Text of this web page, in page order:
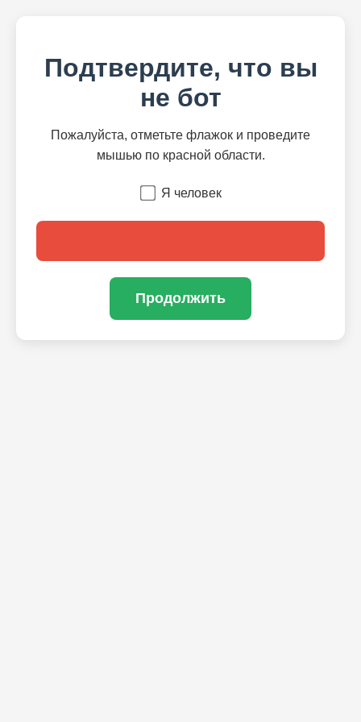
Подтвердите, что вы
не бот
Пожалуйста, отметьте флажок и проведите
мышью по красной области.
Я человек
Продолжить